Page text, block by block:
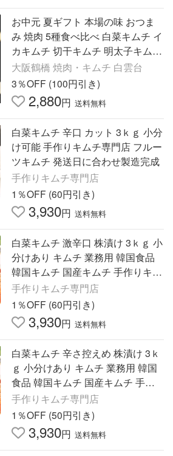
お中元 夏ギフト 本場の味 おつま
み 焼肉 5種食べ比べ 白菜キムチ イ
カキムチ 切干キムチ 明太子キムチ
ホルチャンキムチ大阪鶴橋 白雲台
(キムチ5種)
大阪鶴橋 焼肉・キムチ 白雲台
3％OFF (100円引き)
2,880円 送料無料
白菜キムチ 辛口 カット 3ｋｇ 小分
け可能 手作りキムチ専門店 フルー
ツキムチ 発送日に合わせ製造完成
手作りキムチ専門店
1％OFF (60円引き)
3,930円 送料無料
白菜キムチ 激辛口 株漬け 3ｋｇ 小
分けあり キムチ 業務用 韓国食品
韓国キムチ 国産キムチ 手作りキム
チ専門店 フルーツキムチ 発送日に
合わせ製造
手作りキムチ専門店
1％OFF (60円引き)
3,930円 送料無料
白菜キムチ 辛さ控えめ 株漬け 3ｋ
ｇ 小分けあり キムチ 業務用 韓国
食品 韓国キムチ 国産キムチ 手作
りキムチ専門店 フルーツキムチ 発
送日に合わせ製造
手作りキムチ専門店
1％OFF (50円引き)
3,930円 送料無料